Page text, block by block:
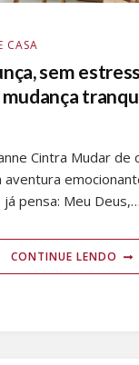
CASA
sem
mudança
Cintra Mudar de
aventura
pensa: Meu Deus,…
CONTINUE LENDO